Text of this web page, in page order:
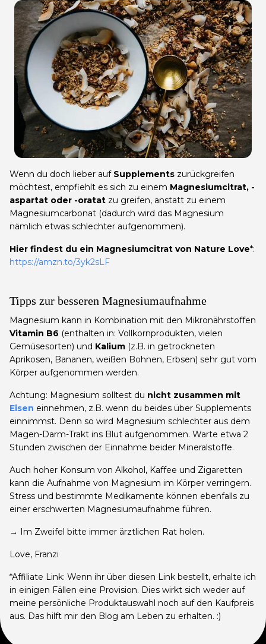
Wenn du doch lieber auf Supplements zurückgreifen
möchtest, empfiehlt es sich zu einem Magnesiumcitrat, -
aspartat oder -oratat zu greifen, anstatt zu einem
Magnesiumcarbonat (dadurch wird das Magnesium
nämlich etwas schlechter aufgenommen).
Hier findest du ein Magnesiumcitrat von Nature Love*:
https://amzn.to/3yk2sLF
Tipps zur besseren Magnesiumaufnahme
Magnesium kann in Kombination mit den Mikronährstoffen
Vitamin B6 (enthalten in: Vollkornprodukten, vielen
Gemüsesorten) und Kalium (z.B. in getrockneten
Aprikosen, Bananen, weißen Bohnen, Erbsen) sehr gut vom
Körper aufgenommen werden.
Achtung: Magnesium solltest du nicht zusammen mit
Eisen einnehmen, z.B. wenn du beides über Supplements
einnimmst. Denn so wird Magnesium schlechter aus dem
Magen-Darm-Trakt ins Blut aufgenommen. Warte etwa 2
Stunden zwischen der Einnahme beider Mineralstoffe.
Auch hoher Konsum von Alkohol, Kaffee und Zigaretten
kann die Aufnahme von Magnesium im Körper verringern.
Stress und bestimmte Medikamente können ebenfalls zu
einer erschwerten Magnesiumaufnahme führen.
→ Im Zweifel bitte immer ärztlichen Rat holen.
Love, Franzi
*Affiliate Link: Wenn ihr über diesen Link bestellt, erhalte ich
in einigen Fällen eine Provision. Dies wirkt sich weder auf
meine persönliche Produktauswahl noch auf den Kaufpreis
aus. Das hilft mir den Blog am Leben zu erhalten. :)